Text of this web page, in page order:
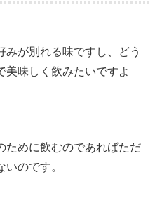
が別れる味ですし、どう
美味しく飲みたいですよ
ために飲むのであればただ
のです。